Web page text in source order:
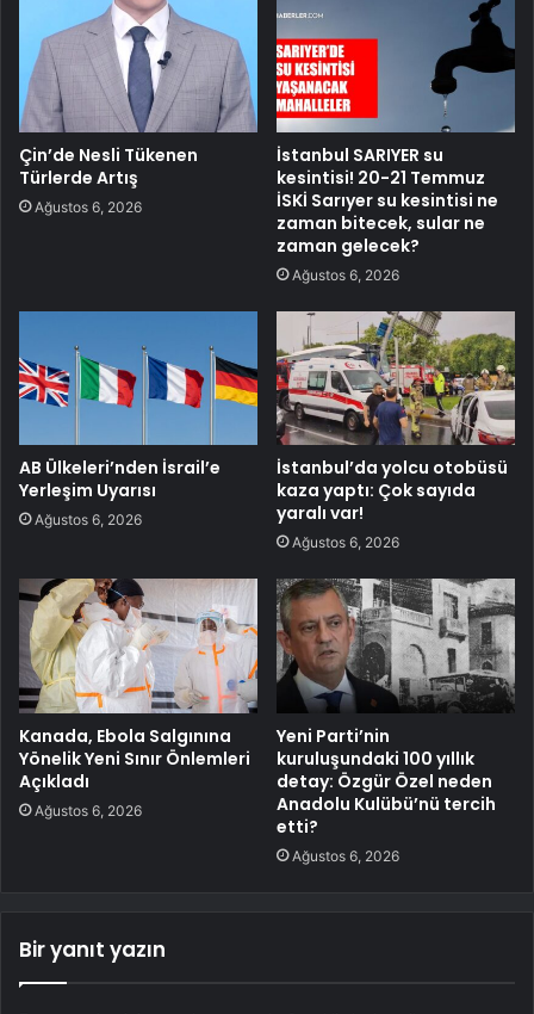
Çin’de Nesli Tükenen
Türlerde Artış
Ağustos 6, 2026
İstanbul SARIYER su
kesintisi! 20-21 Temmuz
İSKİ Sarıyer su kesintisi ne
zaman bitecek, sular ne
zaman gelecek?
Ağustos 6, 2026
AB Ülkeleri’nden İsrail’e
Yerleşim Uyarısı
Ağustos 6, 2026
İstanbul’da yolcu otobüsü
kaza yaptı: Çok sayıda
yaralı var!
Ağustos 6, 2026
Kanada, Ebola Salgınına
Yönelik Yeni Sınır Önlemleri
Açıkladı
Ağustos 6, 2026
Yeni Parti’nin
kuruluşundaki 100 yıllık
detay: Özgür Özel neden
Anadolu Kulübü’nü tercih
etti?
Ağustos 6, 2026
Bir yanıt yazın